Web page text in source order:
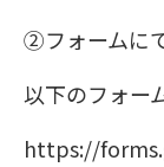
②フォームに
以下のフォー
https://